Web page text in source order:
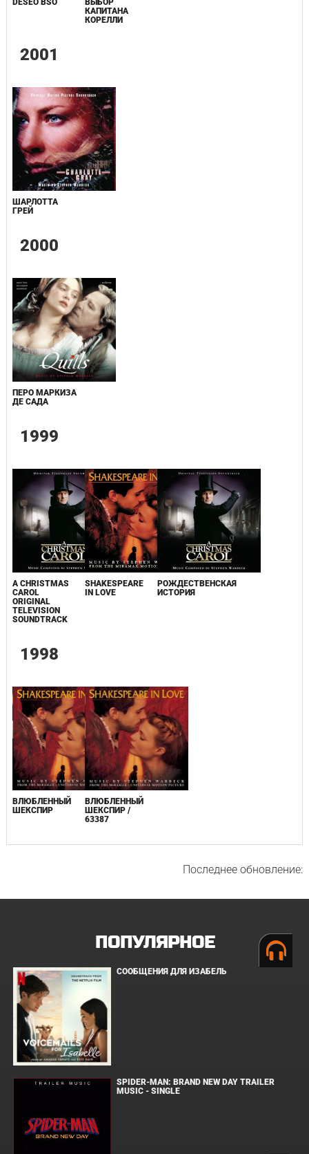
DESEO BSO
ВЫБОР
КАПИТАНА
КОРЕЛЛИ
2001
ШАРЛОТТА
ГРЕЙ
2000
ПЕРО МАРКИЗА
ДЕ САДА
1999
A CHRISTMAS
CAROL
ORIGINAL
TELEVISION
SOUNDTRACK
SHAKESPEARE
IN LOVE
РОЖДЕСТВЕНСКАЯ
ИСТОРИЯ
1998
ВЛЮБЛЕННЫЙ
ШЕКСПИР
ВЛЮБЛЕННЫЙ
ШЕКСПИР /
63387
Последнее обновление:
ПОПУЛЯРНОЕ
СООБЩЕНИЯ ДЛЯ ИЗАБЕЛЬ
SPIDER-MAN: BRAND NEW DAY TRAILER
MUSIC - SINGLE